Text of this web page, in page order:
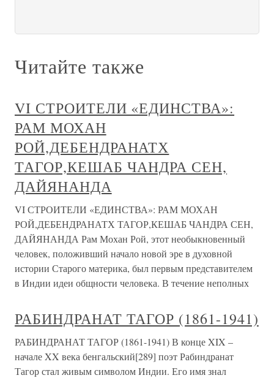
Читайте также
VI СТРОИТЕЛИ «ЕДИНСТВА»:
РАМ МОХАН
РОЙ,ДЕБЕНДРАНАТХ
ТАГОР,КЕШАБ ЧАНДРА СЕН,
ДАЙЯНАНДА
VI СТРОИТЕЛИ «ЕДИНСТВА»: РАМ МОХАН
РОЙ,ДЕБЕНДРАНАТХ ТАГОР,КЕШАБ ЧАНДРА СЕН,
ДАЙЯНАНДА Рам Мохан Рой, этот необыкновенный
человек, положивший начало новой эре в духовной
истории Старого материка, был первым представителем
в Индии идеи общности человека. В течение неполных
РАБИНДРАНАТ ТАГОР (1861-1941)
РАБИНДРАНАТ ТАГОР (1861-1941) В конце XIX –
начале XX века бенгальский[289] поэт Рабиндранат
Тагор стал живым символом Индии. Его имя знал